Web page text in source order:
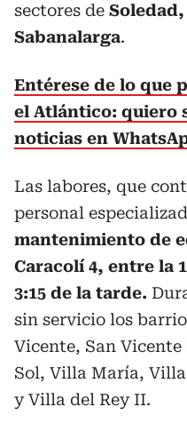
sectores de
Sabanalarga.
Entérese de lo que
el Atlántico: quiero
noticias en
Las labores, que
personal
mantenimiento de
Caracolí 4, entre la
3:15 de la tarde.
sin servicio los
Vicente, San
Sol, Villa María,
y Villa del Rey II.